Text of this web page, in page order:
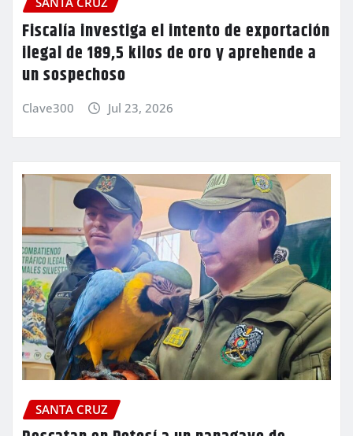
Fiscalía investiga el intento de exportación
ilegal de 189,5 kilos de oro y aprehende a
un sospechoso
Clave300 Jul 23, 2026
SANTA CRUZ